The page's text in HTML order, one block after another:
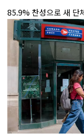
85.9% 찬성으로 새 단